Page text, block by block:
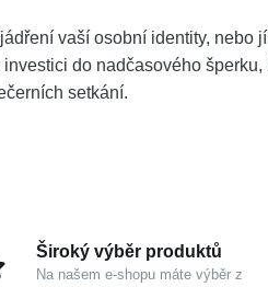
vaší osobní identity, nebo
do nadčasového
setkání.
Široký výběr produktů
Na našem e-shopu máte výběr z